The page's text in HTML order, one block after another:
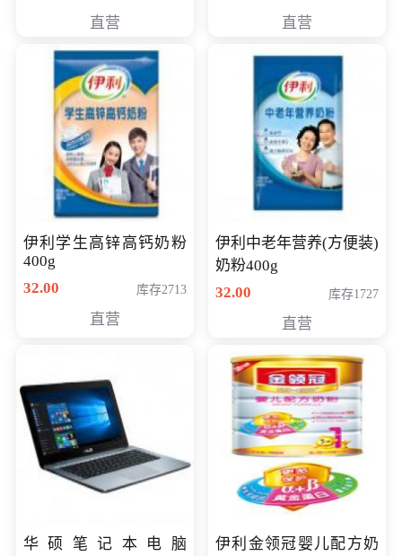
直营
清入门级摄像机
直营
伊利学生高锌高钙奶粉
400g
32.00
库存2713
直营
伊利中老年营养(方便装)
奶粉400g
32.00
库存1727
直营
华硕笔记本电脑
伊利金领冠婴儿配方奶